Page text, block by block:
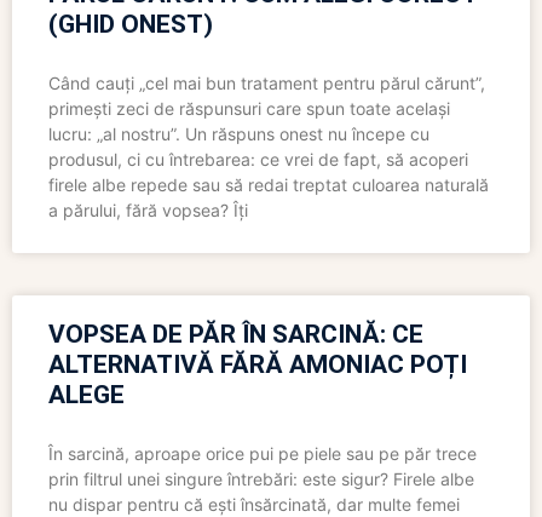
(GHID ONEST)
Când cauți „cel mai bun tratament pentru părul cărunt”,
primești zeci de răspunsuri care spun toate același
lucru: „al nostru”. Un răspuns onest nu începe cu
produsul, ci cu întrebarea: ce vrei de fapt, să acoperi
firele albe repede sau să redai treptat culoarea naturală
a părului, fără vopsea? Îți
VOPSEA DE PĂR ÎN SARCINĂ: CE
ALTERNATIVĂ FĂRĂ AMONIAC POȚI
ALEGE
În sarcină, aproape orice pui pe piele sau pe păr trece
prin filtrul unei singure întrebări: este sigur? Firele albe
nu dispar pentru că ești însărcinată, dar multe femei